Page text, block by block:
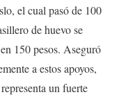
el cual pasó de 100
de huevo se
150 pesos. Aseguró
a estos apoyos,
un fuerte